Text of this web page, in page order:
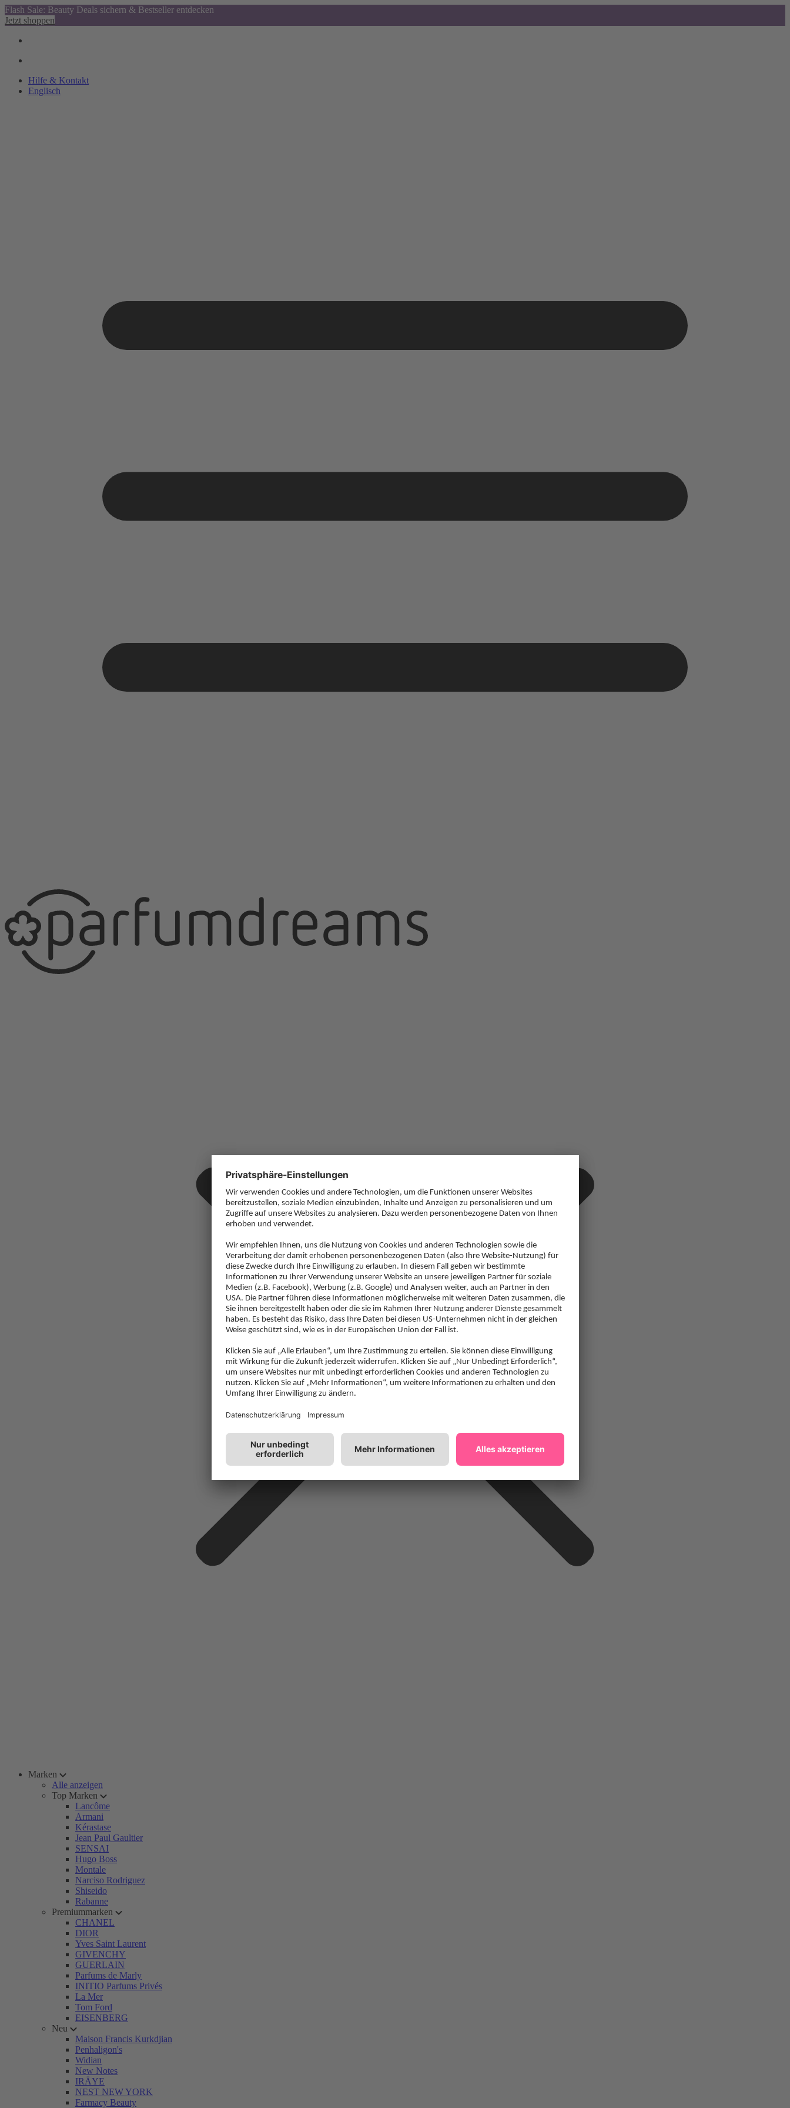
Flash Sale: Beauty Deals sichern & Bestseller entdecken
Jetzt shoppen
Hilfe & Kontakt
Englisch
Marken
Alle anzeigen
Top Marken
Lancôme
Armani
Kérastase
Jean Paul Gaultier
SENSAI
Hugo Boss
Montale
Narciso Rodriguez
Shiseido
Rabanne
Premiummarken
CHANEL
DIOR
Yves Saint Laurent
GIVENCHY
GUERLAIN
Parfums de Marly
INITIO Parfums Privés
La Mer
Tom Ford
EISENBERG
Neu
Maison Francis Kurkdjian
Penhaligon's
Widian
New Notes
IRÄYE
NEST NEW YORK
Farmacy Beauty